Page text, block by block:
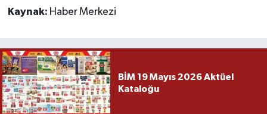
Kaynak: Haber Merkezi
BİM 19 Mayıs 2026 Aktüel
Kataloğu